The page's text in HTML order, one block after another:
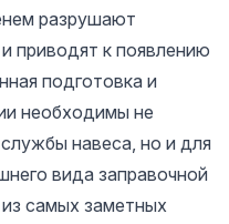
разрушают
приводят к появлению
подготовка и
необходимы не
навеса, но и для
вида заправочной
самых заметных